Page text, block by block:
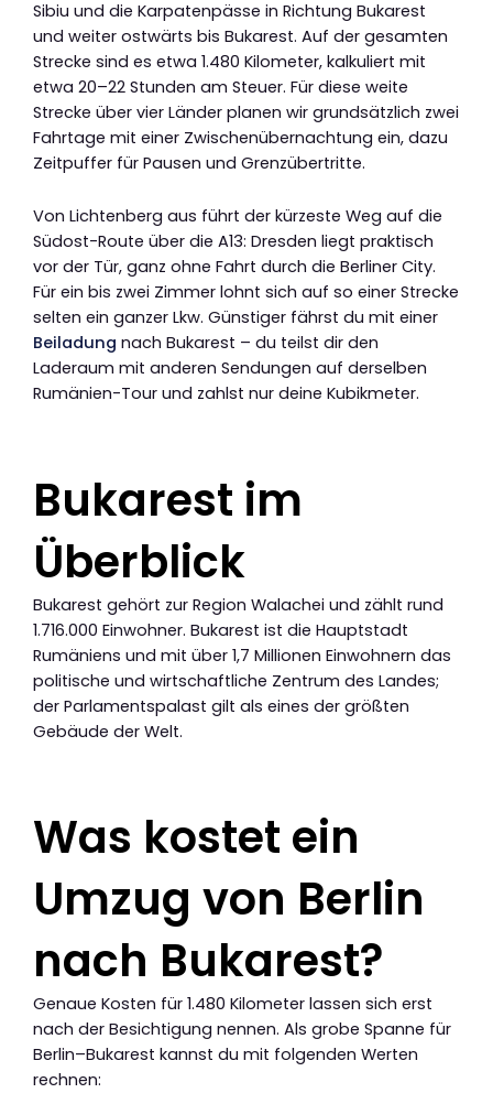
Sibiu und die Karpatenpässe in Richtung Bukarest
und weiter ostwärts bis Bukarest. Auf der gesamten
Strecke sind es etwa 1.480 Kilometer, kalkuliert mit
etwa 20–22 Stunden am Steuer. Für diese weite
Strecke über vier Länder planen wir grundsätzlich zwei
Fahrtage mit einer Zwischenübernachtung ein, dazu
Zeitpuffer für Pausen und Grenzübertritte.
Von Lichtenberg aus führt der kürzeste Weg auf die
Südost-Route über die A13: Dresden liegt praktisch
vor der Tür, ganz ohne Fahrt durch die Berliner City.
Für ein bis zwei Zimmer lohnt sich auf so einer Strecke
selten ein ganzer Lkw. Günstiger fährst du mit einer
Beiladung nach Bukarest – du teilst dir den
Laderaum mit anderen Sendungen auf derselben
Rumänien-Tour und zahlst nur deine Kubikmeter.
Bukarest im
Überblick
Bukarest gehört zur Region Walachei und zählt rund
1.716.000 Einwohner. Bukarest ist die Hauptstadt
Rumäniens und mit über 1,7 Millionen Einwohnern das
politische und wirtschaftliche Zentrum des Landes;
der Parlamentspalast gilt als eines der größten
Gebäude der Welt.
Was kostet ein
Umzug von Berlin
nach Bukarest?
Genaue Kosten für 1.480 Kilometer lassen sich erst
nach der Besichtigung nennen. Als grobe Spanne für
Berlin–Bukarest kannst du mit folgenden Werten
rechnen: